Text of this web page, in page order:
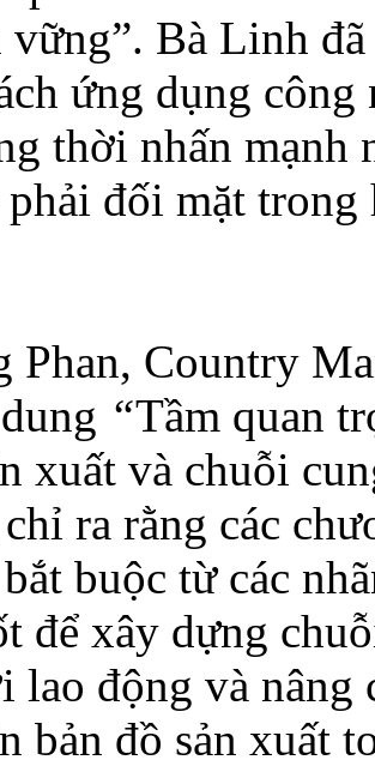
vững”. Bà Linh
ứng dụng
thời nhấn mạnh
phải đối mặt
Phan, Country
“Tầm quan
xuất và chuỗi
ra rằng các
buộc từ các
để xây dựng
lao động và nâng
bản đồ sản xuất